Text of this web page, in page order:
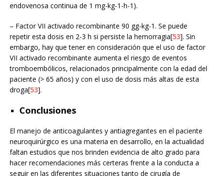
endovenosa continua de 1 mg-kg-1-h-1).
– Factor VII activado recombinante 90 gg-kg-1. Se puede
repetir esta dosis en 2-3 h si persiste la hemorragia[53]. Sin
embargo, hay que tener en consideración que el uso de factor
VII activado recombinante aumenta el riesgo de eventos
tromboembólicos, relacionados principalmente con la edad del
paciente (> 65 años) y con el uso de dosis más altas de esta
droga[53].
Conclusiones
El manejo de anticoagulantes y antiagregantes en el paciente
neuroquirúrgico es una materia en desarrollo, en la actualidad
faltan estudios que nos brinden evidencia de alto grado para
hacer recomendaciones más certeras frente a la conducta a
seguir en las diferentes situaciones tanto de cirugía de